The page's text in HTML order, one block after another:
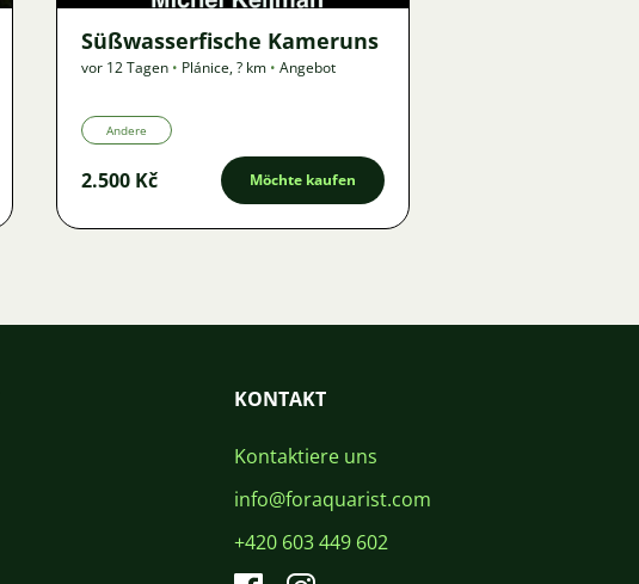
Süßwasserfische Kameruns
vor 12 Tagen • Plánice,? km • Angebot
Andere
2.500 Kč Möchte kaufen
KONTAKT
Kontaktiere uns
info@foraquarist.com
+420 603 449 602